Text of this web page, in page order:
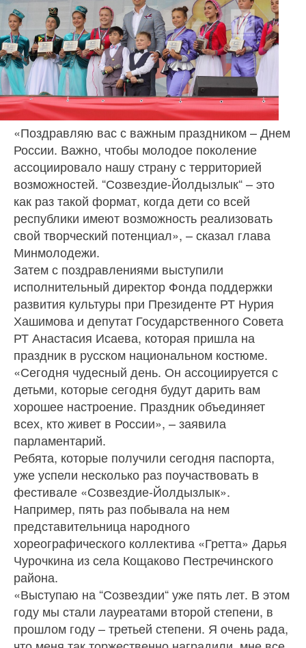
«Поздравляю вас с важным праздником – Днем
России. Важно, чтобы молодое поколение
ассоциировало нашу страну с территорией
возможностей. “Созвездие-Йолдызлык“ – это
как раз такой формат, когда дети со всей
республики имеют возможность реализовать
свой творческий потенциал», – сказал глава
Минмолодежи.
Затем с поздравлениями выступили
исполнительный директор Фонда поддержки
развития культуры при Президенте РТ Нурия
Хашимова и депутат Государственного Совета
РТ Анастасия Исаева, которая пришла на
праздник в русском национальном костюме.
«Сегодня чудесный день. Он ассоциируется с
детьми, которые сегодня будут дарить вам
хорошее настроение. Праздник объединяет
всех, кто живет в России», – заявила
парламентарий.
Ребята, которые получили сегодня паспорта,
уже успели несколько раз поучаствовать в
фестивале «Созвездие-Йолдызлык».
Например, пять раз побывала на нем
представительница народного
хореографического коллектива «Гретта» Дарья
Чурочкина из села Кощаково Пестречинского
района.
«Выступаю на “Созвездии“ уже пять лет. В этом
году мы стали лауреатами второй степени, в
прошлом году – третьей степени. Я очень рада,